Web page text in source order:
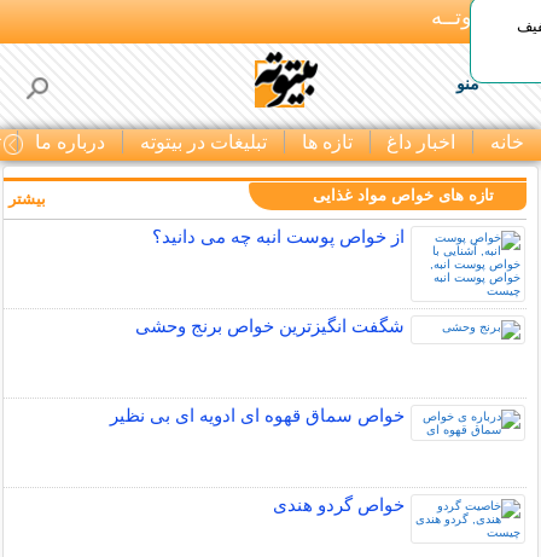
بـیتوتــه
منو
خانه اخبار داغ تازه ها تبلیغات در بیتوته درباره ما
50% تخفیف
تازه های خواص مواد غذایی
از خواص پوست انبه چه می دانید؟
شگفت انگیزترین خواص برنج وحشی
خواص سماق قهوه ای ادویه ای بی نظیر
خواص گردو هندی
بیشتر